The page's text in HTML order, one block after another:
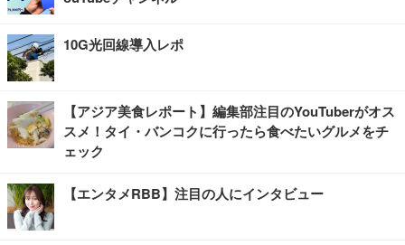
10G光回線導入レポ
【アジア美食レポート】編集部注目のYouTuberがオス
スメ！タイ・バンコクに行ったら食べたいグルメをチ
ェック
【エンタメRBB】注目の人にインタビュー